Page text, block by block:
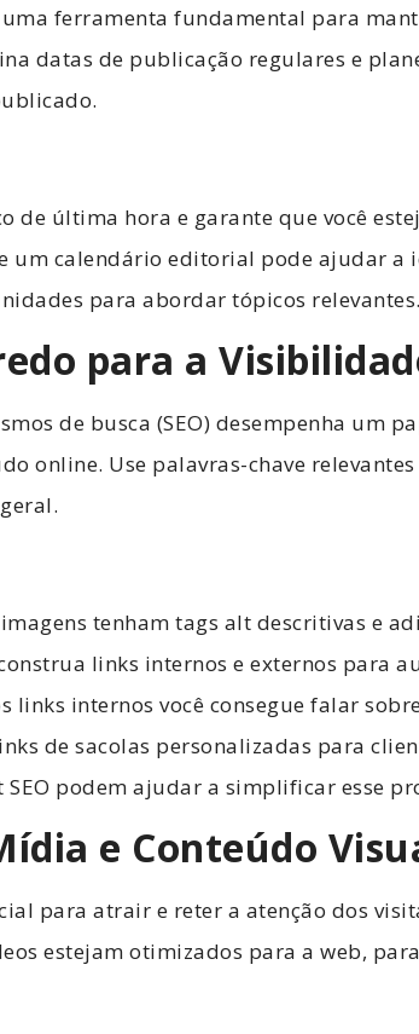
ferramenta fundamental para
datas de publicação regulares e
de última hora e garante que você
um calendário editorial pode ajudar a
para abordar tópicos relevantes.
para a
de busca (SEO) desempenha um
online. Use palavras-chave
tenham tags alt descritivas e
links internos e externos para
links internos você consegue falar
de sacolas personalizadas para
SEO podem ajudar a simplificar esse
e Conteúdo
para atrair e reter a atenção dos
estejam otimizados para a web,